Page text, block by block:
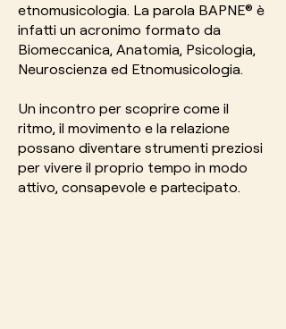
etnomusicologia. La parola BAPNE® è
infatti un acronimo formato da
Biomeccanica, Anatomia, Psicologia,
Neuroscienza ed Etnomusicologia.
Un incontro per scoprire come il
ritmo, il movimento e la relazione
possano diventare strumenti preziosi
per vivere il proprio tempo in modo
attivo, consapevole e partecipato.